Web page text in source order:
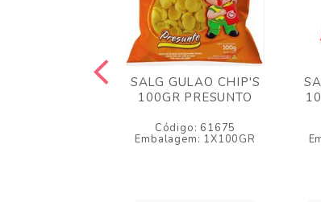
SALG GULAO CHIP'S
100GR PRESUNTO
Código: 61675
Embalagem: 1X100GR